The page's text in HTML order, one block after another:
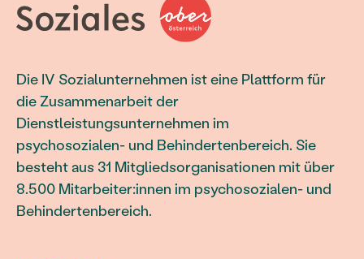
Die IV Sozialunternehmen ist eine Plattform für
die Zusammenarbeit der
Dienstleistungsunternehmen im
psychosozialen- und Behindertenbereich. Sie
besteht aus 31 Mitgliedsorganisationen mit über
8.500 Mitarbeiter:innen im psychosozialen- und
Behindertenbereich.